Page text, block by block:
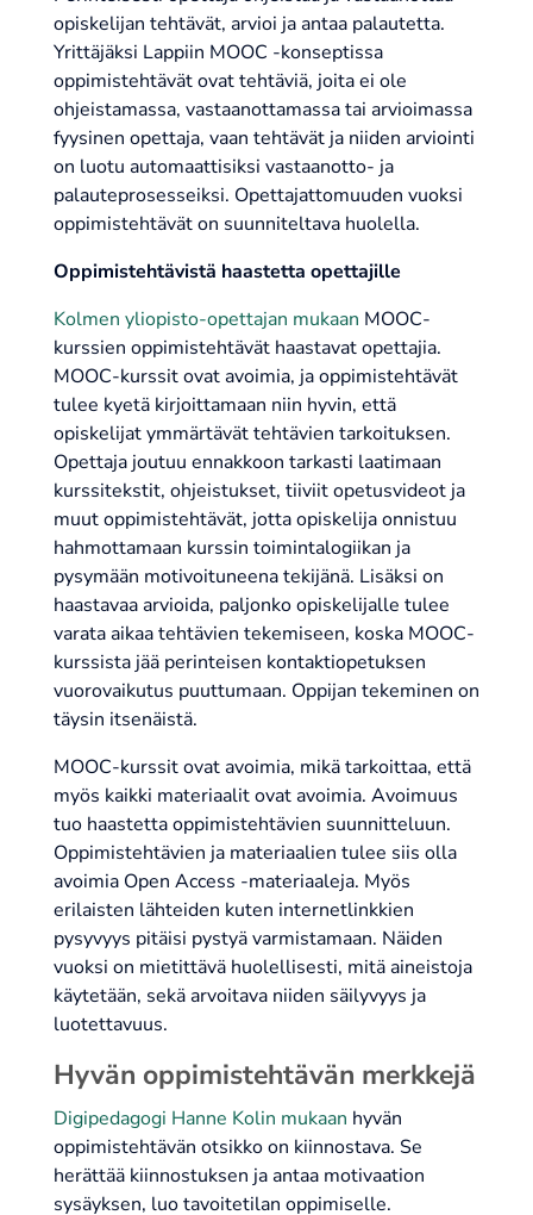
opiskelijan tehtävät, arvioi ja antaa palautetta.
Yrittäjäksi Lappiin MOOC -konseptissa
oppimistehtävät ovat tehtäviä, joita ei ole
ohjeistamassa, vastaanottamassa tai arvioimassa
fyysinen opettaja, vaan tehtävät ja niiden arviointi
on luotu automaattisiksi vastaanotto- ja
palauteprosesseiksi. Opettajattomuuden vuoksi
oppimistehtävät on suunniteltava huolella.
Oppimistehtävistä haastetta opettajille
Kolmen yliopisto-opettajan mukaan MOOC-
kurssien oppimistehtävät haastavat opettajia.
MOOC-kurssit ovat avoimia, ja oppimistehtävät
tulee kyetä kirjoittamaan niin hyvin, että
opiskelijat ymmärtävät tehtävien tarkoituksen.
Opettaja joutuu ennakkoon tarkasti laatimaan
kurssitekstit, ohjeistukset, tiiviit opetusvideot ja
muut oppimistehtävät, jotta opiskelija onnistuu
hahmottamaan kurssin toimintalogiikan ja
pysymään motivoituneena tekijänä. Lisäksi on
haastavaa arvioida, paljonko opiskelijalle tulee
varata aikaa tehtävien tekemiseen, koska MOOC-
kurssista jää perinteisen kontaktiopetuksen
vuorovaikutus puuttumaan. Oppijan tekeminen on
täysin itsenäistä.
MOOC-kurssit ovat avoimia, mikä tarkoittaa, että
myös kaikki materiaalit ovat avoimia. Avoimuus
tuo haastetta oppimistehtävien suunnitteluun.
Oppimistehtävien ja materiaalien tulee siis olla
avoimia Open Access -materiaaleja. Myös
erilaisten lähteiden kuten internetlinkkien
pysyvyys pitäisi pystyä varmistamaan. Näiden
vuoksi on mietittävä huolellisesti, mitä aineistoja
käytetään, sekä arvoitava niiden säilyvyys ja
luotettavuus.
Hyvän oppimistehtävän merkkejä
Digipedagogi Hanne Kolin mukaan hyvän
oppimistehtävän otsikko on kiinnostava. Se
herättää kiinnostuksen ja antaa motivaation
sysäyksen, luo tavoitetilan oppimiselle.